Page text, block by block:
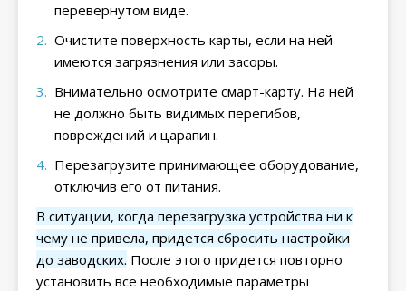
перевернутом виде.
Очистите поверхность карты, если на ней
имеются загрязнения или засоры.
Внимательно осмотрите смарт-карту. На ней
не должно быть видимых перегибов,
повреждений и царапин.
Перезагрузите принимающее оборудование,
отключив его от питания.
В ситуации, когда перезагрузка устройства ни к
чему не привела, придется сбросить настройки
до заводских. После этого придется повторно
установить все необходимые параметры